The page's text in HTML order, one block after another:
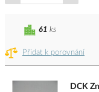
Přidat k porovnání
61 ks
DCK